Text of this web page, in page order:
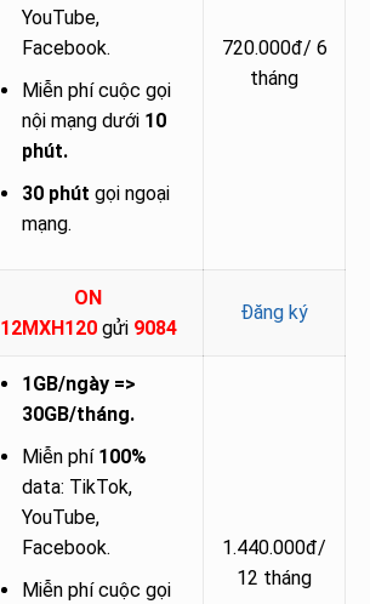
YouTube,
Facebook.
Miễn phí cuộc gọi
nội mạng dưới 10
phút.
30 phút gọi ngoại
mạng.
720.000đ/ 6
tháng
ON
12MXH120gửi 9084
Đăng ký
1GB/ngày =>
30GB/tháng.
Miễn phí 100%
data: TikTok,
YouTube,
Facebook.
Miễn phí cuộc gọi
1.440.000đ/
12 tháng